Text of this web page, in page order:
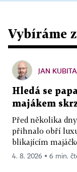
Vybíráme
JAN KUBITA
Hledá se
majákem
Před několika
přihnalo obří
blikajícím
4. 8. 2026 ▪ 6 min.